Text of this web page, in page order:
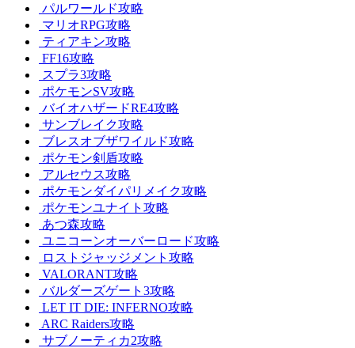
パルワールド攻略
マリオRPG攻略
ティアキン攻略
FF16攻略
スプラ3攻略
ポケモンSV攻略
バイオハザードRE4攻略
サンブレイク攻略
ブレスオブザワイルド攻略
ポケモン剣盾攻略
アルセウス攻略
ポケモンダイパリメイク攻略
ポケモンユナイト攻略
あつ森攻略
ユニコーンオーバーロード攻略
ロストジャッジメント攻略
VALORANT攻略
バルダーズゲート3攻略
LET IT DIE: INFERNO攻略
ARC Raiders攻略
サブノーティカ2攻略